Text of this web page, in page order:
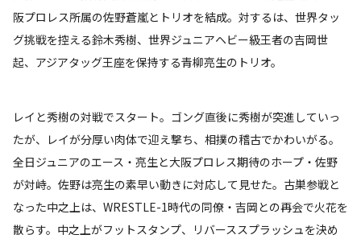
阪プロレス所属の佐野蒼嵐とトリオを結成。対するは、世界タッ
グ挑戦を控える鈴木秀樹、世界ジュニアヘビー級王者の吉岡世
起、アジアタッグ王座を保持する青柳亮生のトリオ。
レイと秀樹の対戦でスタート。ゴング直後に秀樹が突進していっ
たが、レイが分厚い肉体で迎え撃ち、相撲の稽古でかわいがる。
全日ジュニアのエース・亮生と大阪プロレス期待のホープ・佐野
が対峙。佐野は亮生の素早い動きに対応して見せた。古巣参戦と
なった中之上は、WRESTLE-1時代の同僚・吉岡との再会で火花を
散らす。中之上がフットスタンプ、リバーススプラッシュを決め